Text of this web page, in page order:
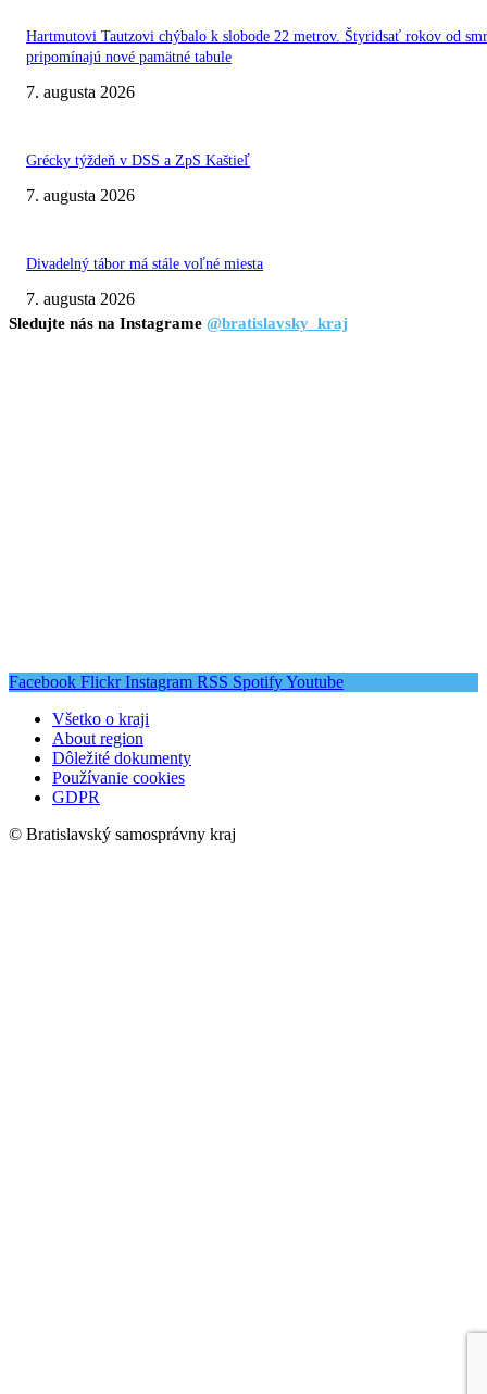
Hartmutovi Tautzovi chýbalo k slobode 22 metrov. Štyridsať rokov od
pripomínajú nové pamätné tabule
7. augusta 2026
Grécky týždeň v DSS a ZpS Kaštieľ
7. augusta 2026
Divadelný tábor má stále voľné miesta
7. augusta 2026
Sledujte nás na Instagrame @bratislavsky_kraj
Facebook Flickr Instagram RSS SpotifyYoutube
Všetko o kraji
About region
Dôležité dokumenty
Používanie cookies
GDPR
© Bratislavský samosprávny kraj